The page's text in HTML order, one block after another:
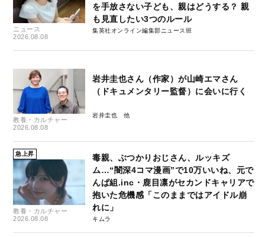
ニュース
2026.08.08
を手放さない子ども、親はどうする？ 親
も見直したい3つのルール
集英社オンライン編集部ニュース班
教養・カルチャー
2026.08.08
岩井圭也さん（作家）が山崎エマさん
（ドキュメンタリー監督）に会いに行く
岩井圭也
急上昇
教養・カルチャー
2026.08.08
毒親、ぶつかりおじさん、ルッキズ
ム…“闇深4コマ漫画”で10万いいね、元で
んぱ組.inc・鹿目凛がセカンドキャリアで
抱いた危機感「このままではアイドル崩
れに」
キムラ